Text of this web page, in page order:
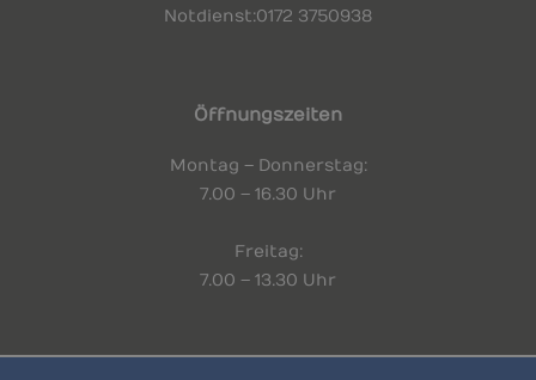
Notdienst:0172 3750938
Öffnungszeiten
Montag – Donnerstag:
7.00 – 16.30 Uhr
Freitag:
7.00 – 13.30 Uhr